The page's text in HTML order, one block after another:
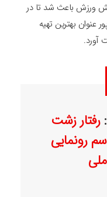
ورزش باعث شد تا در
عنوان بهترین تهیه
آورد.
:رفتار زشت
رونمایی